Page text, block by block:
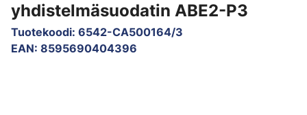
yhdistelmäsuodatin ABE2-P3
Tuotekoodi: 6542-CA500164/3
EAN: 8595690404396